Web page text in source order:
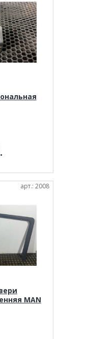
арт.: 2008
MAN